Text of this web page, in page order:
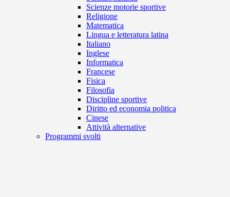
Scienze motorie sportive
Religione
Matematica
Lingua e letteratura latina
Italiano
Inglese
Informatica
Francese
Fisica
Filosofia
Discipline sportive
Diritto ed economia politica
Cinese
Attività alternative
Programmi svolti